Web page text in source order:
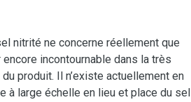
nitrité ne concerne réellement que
incontournable dans la très
produit. Il n’existe actuellement en
large échelle en lieu et place du sel